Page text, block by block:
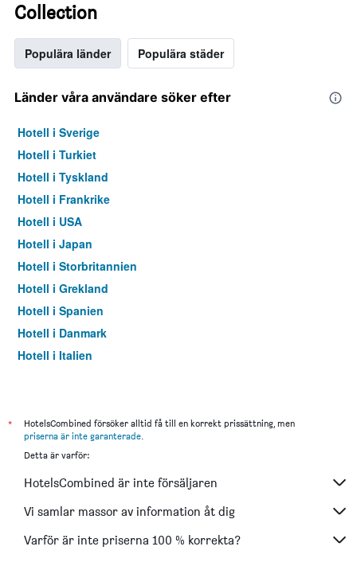
Collection
Populära länder Populära städer
Länder våra användare söker efter
Hotell i Sverige
Hotell i Turkiet
Hotell i Tyskland
Hotell i Frankrike
Hotell i USA
Hotell i Japan
Hotell i Storbritannien
Hotell i Grekland
Hotell i Spanien
Hotell i Danmark
Hotell i Italien
*
HotelsCombined försöker alltid få till en korrekt prissättning, men
priserna är inte garanterade.
Detta är varför:
HotelsCombined är inte försäljaren
Vi samlar massor av information åt dig
Varför är inte priserna 100 % korrekta?